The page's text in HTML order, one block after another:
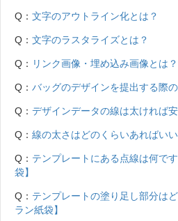
Q： 文字のアウトライン化とは？
Q： 文字のラスタライズとは？
Q： リンク画像・埋め込み画像とは？
Q： バッグのデザインを提出する際
Q： デザインデータの線は太ければ
Q： 線の太さはどのくらいあればい
Q： テンプレートにある点線は何で
袋】
Q： テンプレートの塗り足し部分は
ラン紙袋】